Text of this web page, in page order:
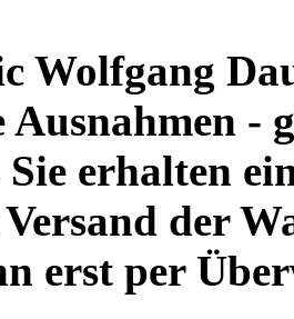
Wolfgang
Ausnahmen -
erhalten
der
erst per